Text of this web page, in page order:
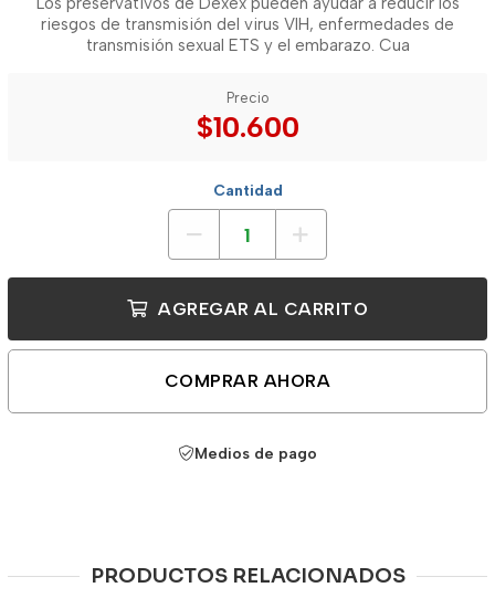
riesgos de transmisión del virus VIH, enfermedades de
transmisión sexual ETS y el embarazo. Cua
Precio
$10.600
Cantidad
AGREGAR AL CARRITO
COMPRAR AHORA
Medios de pago
PRODUCTOS RELACIONADOS